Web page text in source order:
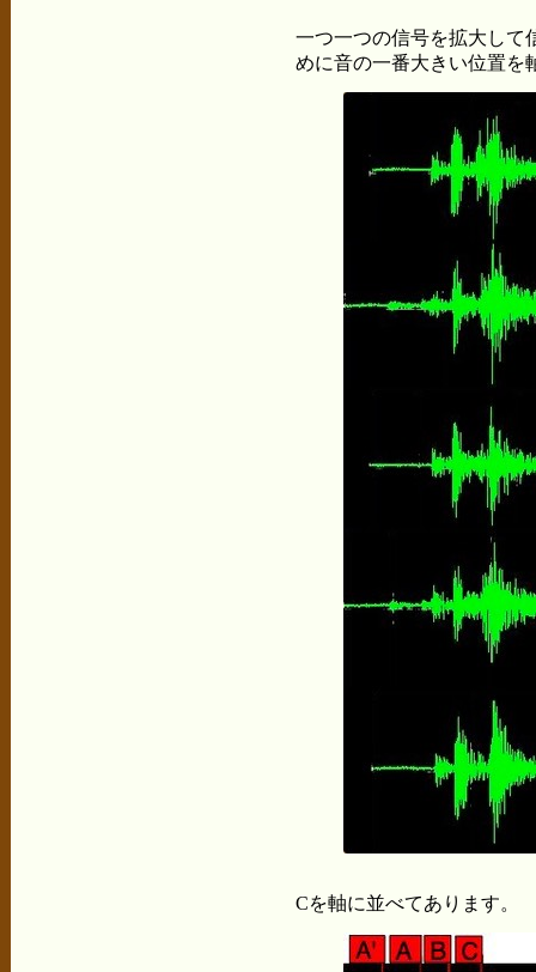
一つ一つの信号を拡大して
めに音の一番大きい位置を
Cを軸に並べてあります。